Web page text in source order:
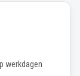
werkdagen